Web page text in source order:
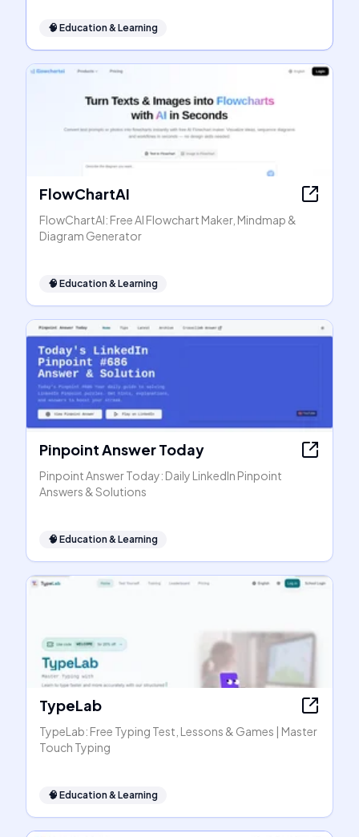
🧠 Education & Learning
FlowChartAI
FlowChartAI: Free AI Flowchart Maker, Mindmap &
Diagram Generator
🧠 Education & Learning
Pinpoint Answer Today
Pinpoint Answer Today: Daily LinkedIn Pinpoint
Answers & Solutions
🧠 Education & Learning
TypeLab
TypeLab: Free Typing Test, Lessons & Games | Master
Touch Typing
🧠 Education & Learning